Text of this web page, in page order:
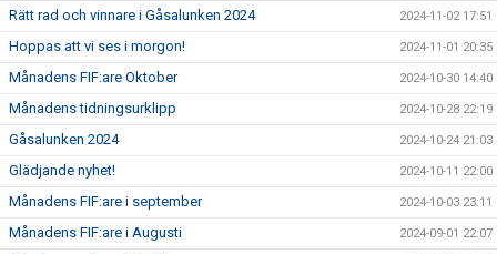
Rätt rad och vinnare i Gåsalunken 2024 2024-11-02 17:51
Hoppas att vi ses i morgon! 2024-11-01 20:35
Månadens FIF:are Oktober 2024-10-30 14:40
Månadens tidningsurklipp 2024-10-28 22:19
Gåsalunken 2024 2024-10-24 21:03
Glädjande nyhet! 2024-10-11 22:00
Månadens FIF:are i september 2024-10-03 23:11
Månadens FIF:are i Augusti 2024-09-01 22:07